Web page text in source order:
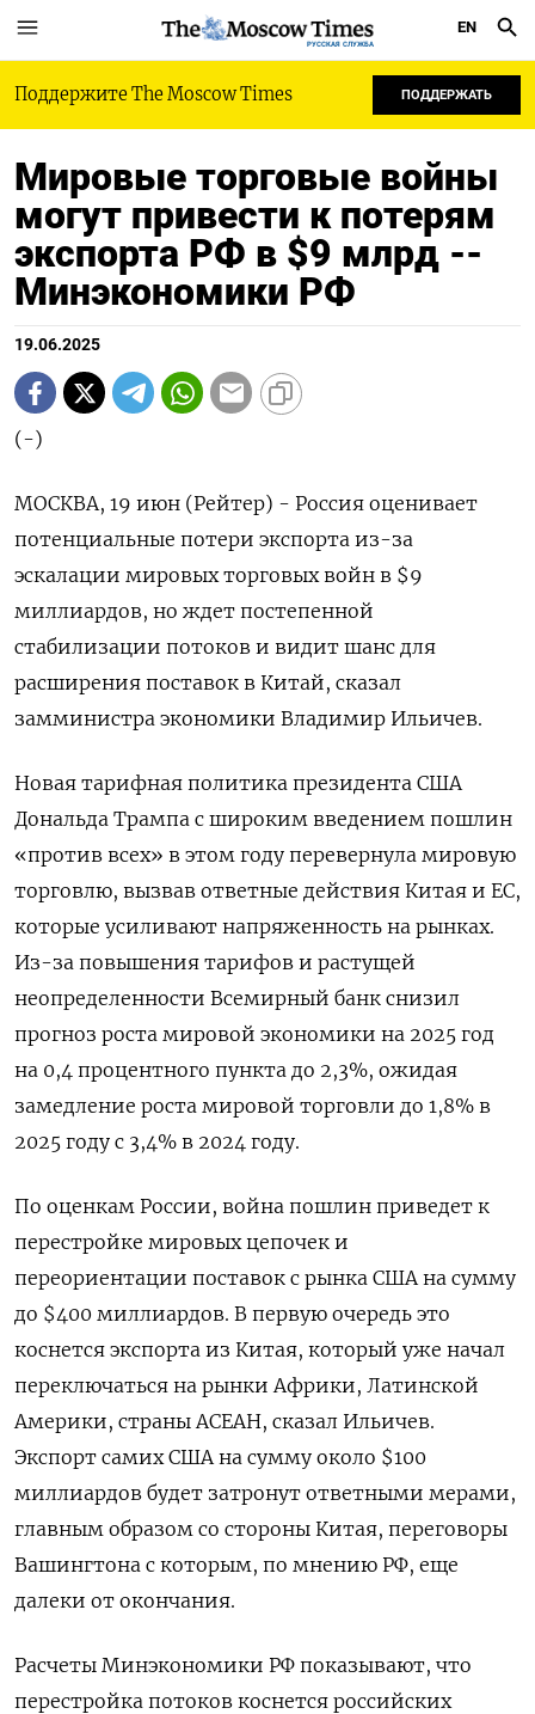
РУССКАЯ СЛУЖБА
EN
Поддержите The Moscow Times ПОДДЕРЖАТЬ
Мировые торговые войны
могут привести к потерям
экспорта РФ в $9 млрд --
Минэкономики РФ
19.06.2025
(-)
МОСКВА, 19 июн (Рейтер) - Россия оценивает
потенциальные потери экспорта из-за
эскалации мировых торговых войн в $9
миллиардов, но ждет постепенной
стабилизации потоков и видит шанс для
расширения поставок в Китай, сказал
замминистра экономики Владимир Ильичев.
Новая тарифная политика президента США
Дональда Трампа с широким введением пошлин
«против всех» в этом году перевернула мировую
торговлю, вызвав ответные действия Китая и ЕС,
которые усиливают напряженность на рынках.
Из-за повышения тарифов и растущей
неопределенности Всемирный банк снизил
прогноз роста мировой экономики на 2025 год
на 0,4 процентного пункта до 2,3%, ожидая
замедление роста мировой торговли до 1,8% в
2025 году с 3,4% в 2024 году.
По оценкам России, война пошлин приведет к
перестройке мировых цепочек и
переориентации поставок с рынка США на сумму
до $400 миллиардов. В первую очередь это
коснется экспорта из Китая, который уже начал
переключаться на рынки Африки, Латинской
Америки, страны АСЕАН, сказал Ильичев.
Экспорт самих США на сумму около $100
миллиардов будет затронут ответными мерами,
главным образом со стороны Китая, переговоры
Вашингтона с которым, по мнению РФ, еще
далеки от окончания.
Расчеты Минэкономики РФ показывают, что
перестройка потоков коснется российских